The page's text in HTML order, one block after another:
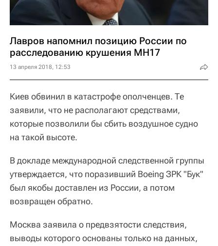
Лавров напомнил позицию России по
расследованию крушения MH17
13 апреля 2018, 12:53
Киев обвинил в катастрофе ополченцев. Те
заявили, что не располагают средствами,
которые позволили бы сбить воздушное судно
на такой высоте.
В докладе международной следственной группы
утверждается, что поразивший Boeing ЗРК "Бук"
был якобы доставлен из России, а потом
возвращен обратно.
Москва заявила о предвзятости следствия,
выводы которого основаны только на данных,